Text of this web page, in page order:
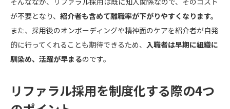
が不要となり、 紹介者も含めて離職率が下がりやすくなります。
また、採用後のオンボーディングや精神面のケアを紹介者が自発
的に行ってくれることも期待できるため、 入職者は早期に組織に
馴染め、活躍が早まるのです。
リファラル採用を制度化する際の4つ